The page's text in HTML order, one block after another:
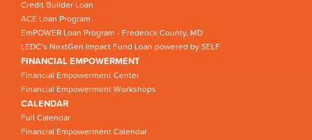
Credit Builder Loan
ACE Loan Program
EmPOWER Loan Program - Frederick County, MD
LEDC’s NextGen Impact Fund Loan powered by SELF
FINANCIAL EMPOWERMENT
Financial Empowerment Center
Financial Empowerment Workshops
CALENDAR
Full Calendar
Financial Empowerment Calendar